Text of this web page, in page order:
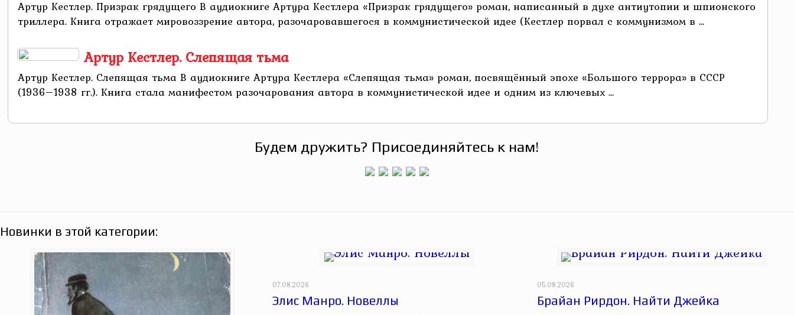
Артур Кестлер. Призрак грядущего В аудиокниге Артура Кестлера «Призрак грядущего» роман, написанный в духе антиутопии и шпионского
триллера. Книга отражает мировоззрение автора, разочаровавшегося в коммунистической идее (Кестлер порвал с коммунизмом в ...
Артур Кестлер. Слепящая тьма
Артур Кестлер. Слепящая тьма В аудиокниге Артура Кестлера «Слепящая тьма» роман, посвящённый эпохе «Большого террора» в СССР
(1936–1938 гг.). Книга стала манифестом разочарования автора в коммунистической идее и одним из ключевых ...
Будем дружить? Присоединяйтесь к нам!
Новинки в этой категории:
07.08.2026
Элис Манро. Новеллы
05.08.2026
Брайан Рирдон. Найти Джейка